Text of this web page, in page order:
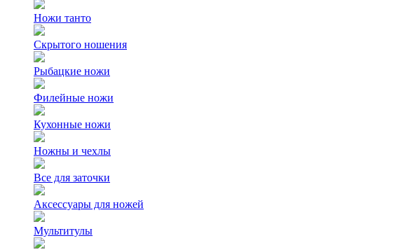
Ножи танто
Скрытого ношения
Рыбацкие ножи
Филейные ножи
Кухонные ножи
Ножны и чехлы
Все для заточки
Аксессуары для ножей
Мультитулы